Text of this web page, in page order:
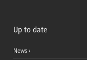
Up to date
News